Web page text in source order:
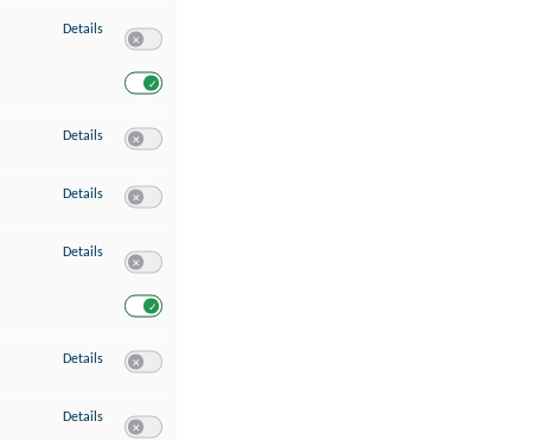
Details zu Verwendung reduzierter Daten zur Auswahl von Werbeanzeigen
Details zu Erstellung von Profilen für personalisierte Werbung
Details zu Verwendung von Profilen zur Auswahl personalisierter Werbung
Details zu Messung der Werbeleistung
Details zu Messung der Performance von Inhalten
Details zu Analyse von Zielgruppen durch Statistiken oder Kombinationen von